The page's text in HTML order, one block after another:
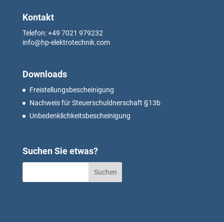
Kontakt
Telefon: +49 7021 979232
info@hp-elektrotechnik.com
Downloads
Freistellungsbescheinigung
Nachweis für Steuerschuldnerschaft §13b
Unbedenklichkeitsbescheinigung
Suchen Sie etwas?